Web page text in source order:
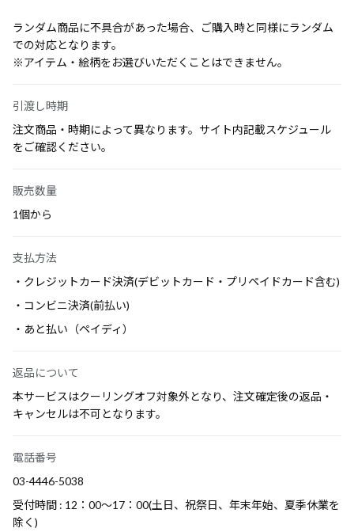
ランダム商品に不具合があった場合、ご購入時と同様にランダム
での対応となります。
※アイテム・絵柄をお選びいただくことはできません。
引渡し時期
注文商品・時期によって異なります。サイト内記載スケジュール
をご確認ください。
販売数量
1個から
支払方法
・クレジットカード決済(デビットカード・プリペイドカード含む)
・コンビニ決済(前払い)
・あと払い（ペイディ）
返品について
本サービスはクーリングオフ対象外となり、注文確定後の返品・
キャンセルは不可となります。
電話番号
03-4446-5038
受付時間 : 12：00～17：00(土日、祝祭日、年末年始、夏季休業を
除く)